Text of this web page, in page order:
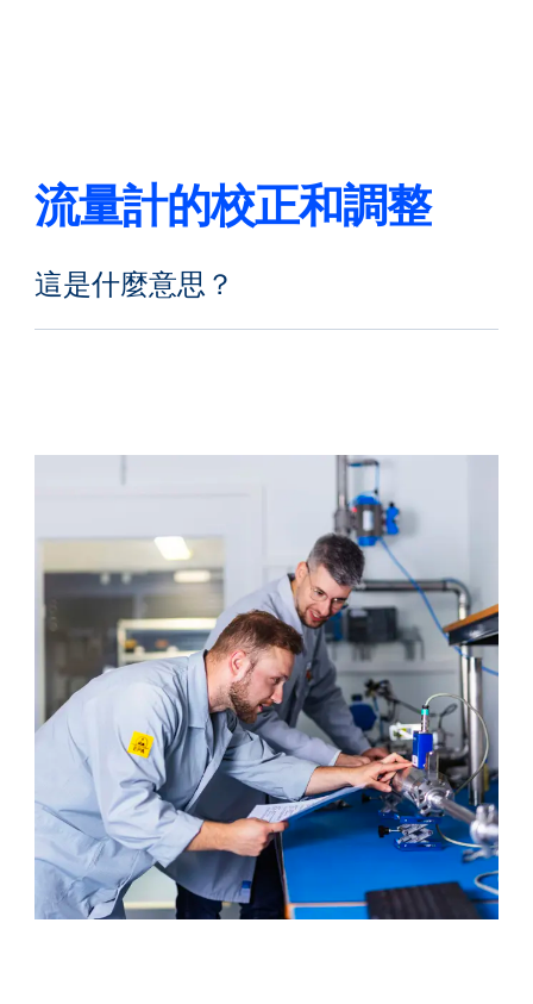
返回
搜尋... ZH
服務與支援
培訓與學習
關於柏朗豪斯特
更改語言
流量計的校正和調整
這是什麼意思？